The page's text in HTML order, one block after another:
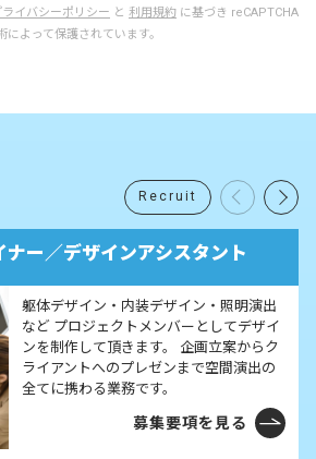
ライバシーポリシー と 利用規約 に基づき reCAPTCHA
によって保護されています。
ー／デザインアシスタント
躯体デザイン・内装デザイン・照明演出
など プロジェクトメンバーとしてデザイ
ンを制作して頂きます。 企画立案からク
ライアントへのプレゼンまで空間演出の
全てに携わる業務です。
募集要項を見る
Recruit